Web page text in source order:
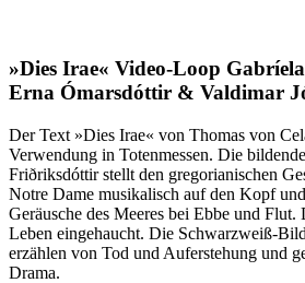
»Dies Irae« Video-Loop
Erna Ómarsdóttir & Valdimar
Der Text »Dies Irae« von Thomas von
Verwendung in Totenmessen. Die
Friðriksdóttir stellt den gregorianischen
Notre Dame musikalisch auf den Kopf
Geräusche des Meeres bei Ebbe und
Leben eingehaucht. Die Schwarzweiß-
erzählen von Tod und Auferstehung und
Drama.